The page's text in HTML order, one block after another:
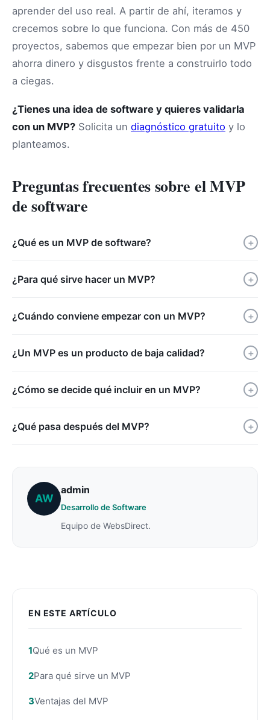
EN ESTE ARTÍCULO
Qué es un MVP
Para qué sirve un MVP
Ventajas del MVP
aprender del uso real. A partir de ahí, iteramos y
crecemos sobre lo que funciona. Con más de 450
proyectos, sabemos que empezar bien por un MVP
ahorra dinero y disgustos frente a construirlo todo
a ciegas.
¿Tienes una idea de software y quieres validarla
con un MVP? Solicita un diagnóstico gratuito y lo
planteamos.
Preguntas frecuentes sobre el MVP
de software
¿Qué es un MVP de software? +
¿Para qué sirve hacer un MVP? +
¿Cuándo conviene empezar con un MVP? +
¿Un MVP es un producto de baja calidad? +
¿Cómo se decide qué incluir en un MVP? +
¿Qué pasa después del MVP? +
AW
admin
Desarrollo de Software
Equipo de WebsDirect.